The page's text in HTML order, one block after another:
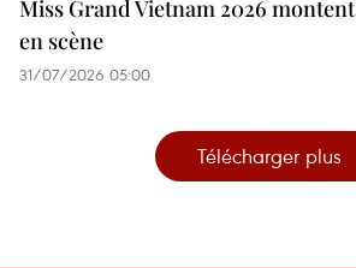
Miss Grand Vietnam 2026 montent
en scène
31/07/2026 05:00
Télécharger plus